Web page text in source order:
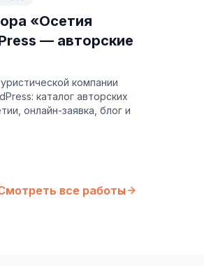
«Осетия
— авторские
компании
каталог авторских
онлайн-заявка, блог и
все работы